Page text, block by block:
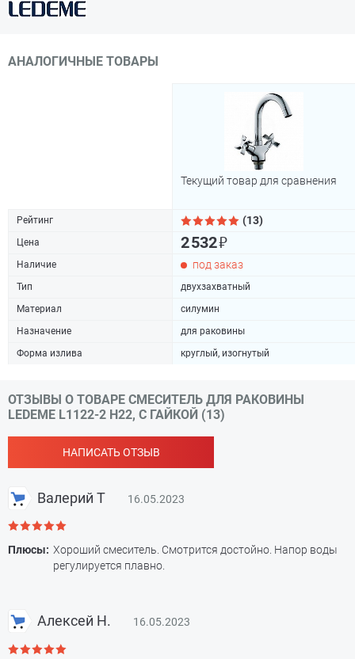
АНАЛОГИЧНЫЕ ТОВАРЫ
Текущий товар для сравнения
Рейтинг (13)
Цена 2 532₽
Наличие под заказ
Тип
двухзахватный
Материал
силумин
Назначение
для раковины
Форма излива
круглый, изогнутый
ОТЗЫВЫ О ТОВАРЕ СМЕСИТЕЛЬ ДЛЯ РАКОВИНЫ
LEDEME L1122-2 H22, С ГАЙКОЙ (13)
НАПИСАТЬ ОТЗЫВ
Валерий Т 16.05.2023
Плюсы: Хороший смеситель. Смотрится достойно. Напор воды
регулируется плавно.
Алексей Н. 16.05.2023